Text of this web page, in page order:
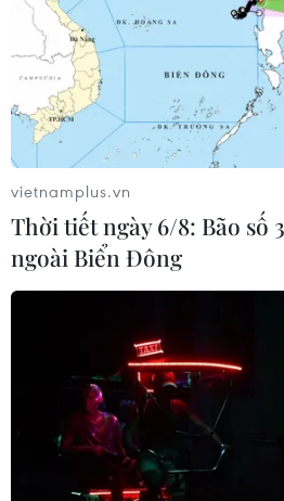
#Nuôi lồng bè
Đồng Nai
Theo dõi VietnamPlus
vietnamplus.vn
Thời tiết ngày 6/8: Bão số
ngoài Biển Đông